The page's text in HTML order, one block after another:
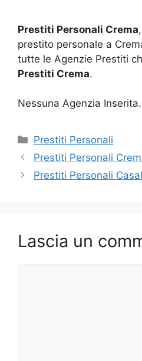
Prestiti Personali Crema
prestito personale a
tutte le Agenzie Prestiti
Prestiti Crema.
Nessuna Agenzia Inserita.
Categorie
Prestiti Personali
Prestiti Personali
Prestiti Personali
Lascia un